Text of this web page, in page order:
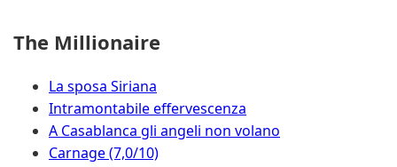
The Millionaire
La sposa Siriana
Intramontabile effervescenza
A Casablanca gli angeli non volano
Carnage (7,0/10)